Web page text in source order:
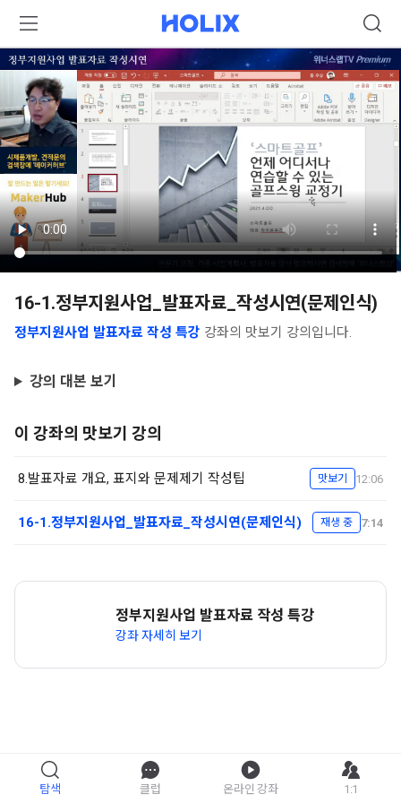
16-1.정부지원사업_발표자료_작성시연(문제인식)
정부지원사업 발표자료 작성 특강 강좌의 맛보기 강의입니다.
강의 대본 보기
이 강좌의 맛보기 강의
8.발표자료 개요, 표지와 문제제기 작성팁 맛보기 12:06
16-1.정부지원사업_발표자료_작성시연(문제인식) 재생 중 7:14
정부지원사업 발표자료 작성 특강
강좌 자세히 보기
탐색 클럽 온라인 강좌 1:1